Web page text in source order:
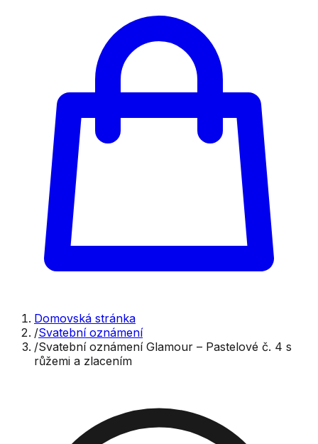
Domovská stránka
/Svatební oznámení
/Svatební oznámení Glamour – Pastelové č. 4 s
růžemi a zlacením